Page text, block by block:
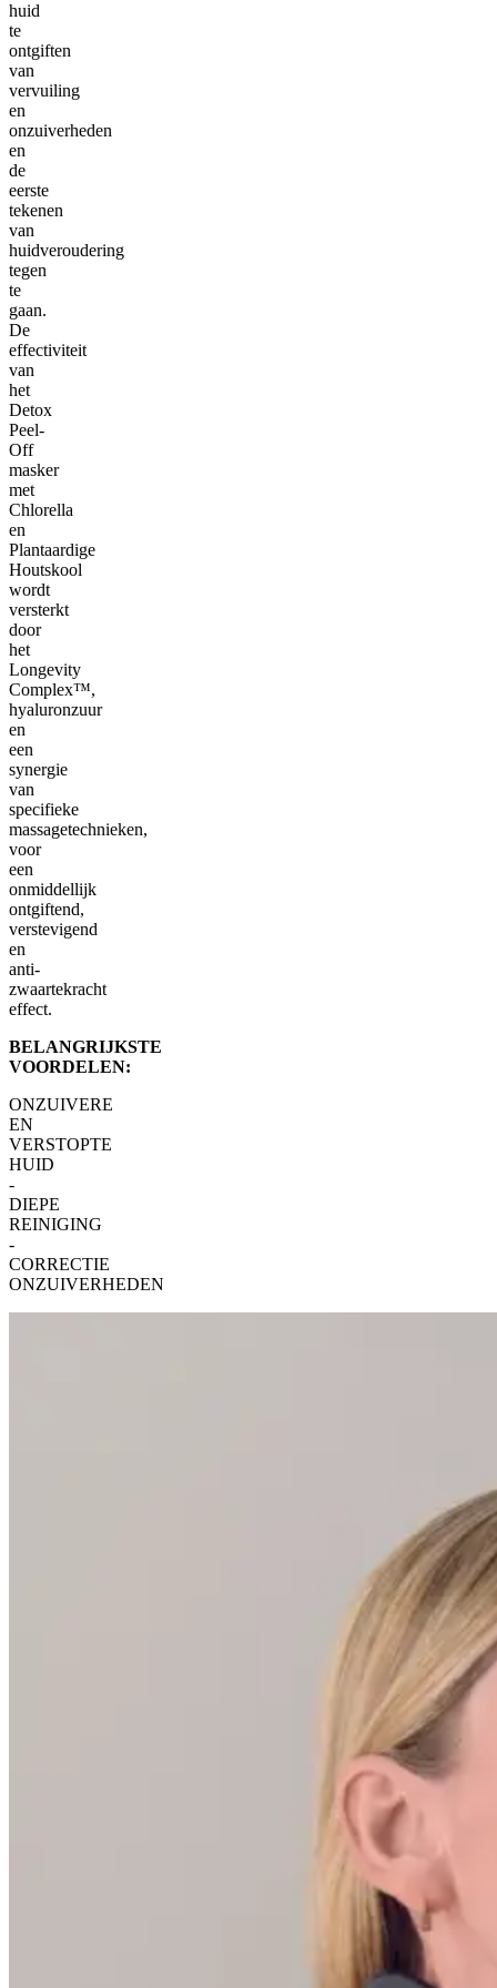
huid
te
ontgiften
van
vervuiling
en
onzuiverheden
en
de
eerste
tekenen
van
huidveroudering
tegen
te
gaan.
De
effectiviteit
van
het
Detox
Peel-
Off
masker
met
Chlorella
en
Plantaardige
Houtskool
wordt
versterkt
door
het
Longevity
Complex™,
hyaluronzuur
en
een
synergie
van
specifieke
massagetechnieken,
voor
een
onmiddellijk
ontgiftend,
verstevigend
en
anti-
zwaartekracht
effect.
BELANGRIJKSTE
VOORDELEN:
ONZUIVERE
EN
VERSTOPTE
HUID
-
DIEPE
REINIGING
-
CORRECTIE
ONZUIVERHEDEN